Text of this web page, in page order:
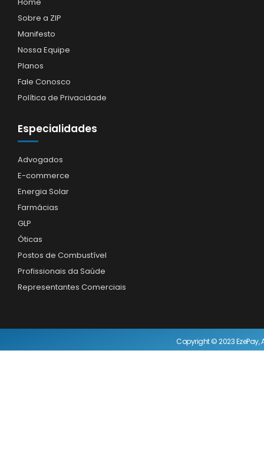
Sobre a ZIP
Manifesto
Nossa Equipe
Planos
Fale Conosco
Política de Privacidade
Especialidades
Advogados
E-commerce
Energia Solar
Farmácias
GLP
Óticas
Postos de Combustível
Profissionais da Saúde
Representantes Comerciais
Copyright © 2023 EzePay,